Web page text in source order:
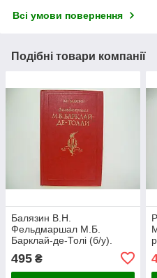
Всі умови повернення
Подібні товари компанії
Балязин В.Н.
Фельдмаршал М.Б.
Барклай-де-Толі (б/у).
495 ₴